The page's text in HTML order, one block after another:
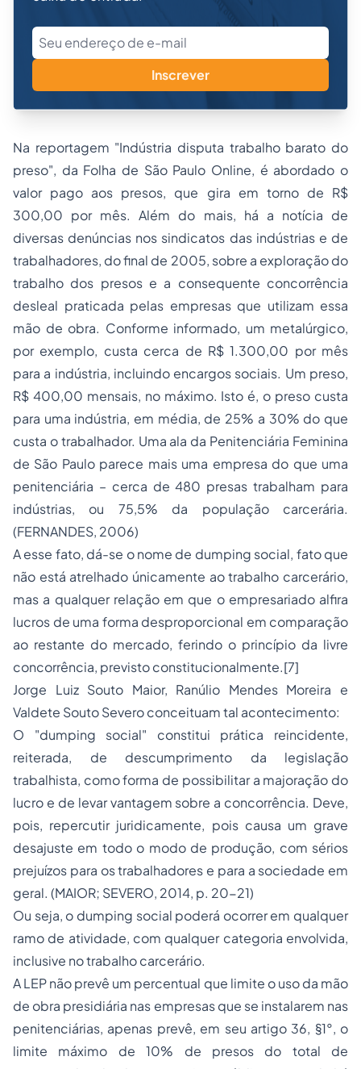
Inscrever
Na reportagem "Indústria disputa trabalho barato do
preso", da Folha de São Paulo Online, é abordado o
valor pago aos presos, que gira em torno de R$
300,00 por mês. Além do mais, há a notícia de
diversas denúncias nos sindicatos das indústrias e de
trabalhadores, do final de 2005, sobre a exploração do
trabalho dos presos e a consequente concorrência
desleal praticada pelas empresas que utilizam essa
mão de obra. Conforme informado, um metalúrgico,
por exemplo, custa cerca de R$ 1.300,00 por mês
para a indústria, incluindo encargos sociais. Um preso,
R$ 400,00 mensais, no máximo. Isto é, o preso custa
para uma indústria, em média, de 25% a 30% do que
custa o trabalhador. Uma ala da Penitenciária Feminina
de São Paulo parece mais uma empresa do que uma
penitenciária – cerca de 480 presas trabalham para
indústrias, ou 75,5% da população carcerária.
(FERNANDES, 2006)
A esse fato, dá-se o nome de dumping social, fato que
não está atrelhado únicamente ao trabalho carcerário,
mas a qualquer relação em que o empresariado alfira
lucros de uma forma desproporcional em comparação
ao restante do mercado, ferindo o princípio da livre
concorrência, previsto constitucionalmente.[7]
Jorge Luiz Souto Maior, Ranúlio Mendes Moreira e
Valdete Souto Severo conceituam tal acontecimento:
O "dumping social" constitui prática reincidente,
reiterada, de descumprimento da legislação
trabalhista, como forma de possibilitar a majoração do
lucro e de levar vantagem sobre a concorrência. Deve,
pois, repercutir juridicamente, pois causa um grave
desajuste em todo o modo de produção, com sérios
prejuízos para os trabalhadores e para a sociedade em
geral. (MAIOR; SEVERO, 2014, p. 20-21)
Ou seja, o dumping social poderá ocorrer em qualquer
ramo de atividade, com qualquer categoria envolvida,
inclusive no trabalho carcerário.
A LEP não prevê um percentual que limite o uso da mão
de obra presidiária nas empresas que se instalarem nas
penitenciárias, apenas prevê, em seu artigo 36, §1°, o
limite máximo de 10% de presos do total de